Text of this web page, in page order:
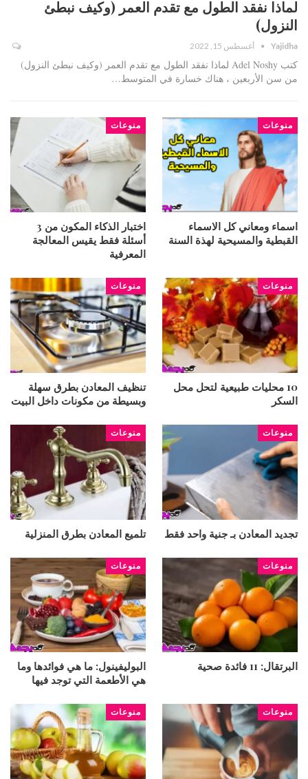
لماذا نفقد الطول مع تقدم العمر (وكيف نبطئ
النزول)
Yajidha أغسطس 15, 2022
كتب Adel Noshy لماذا نفقد الطول مع تقدم العمر (وكيف نبطئ النزول)
من سن الأربعين ، هناك خسارة في المتوسط…
منوعات
اسماء ومعاني كل الاسماء
القبطية والمسيحية لهذة السنة
منوعات
اختبار الذكاء المكون من 3
أسئلة فقط يقيس المعالجة
المعرفية
منوعات
10 محليات طبيعية لتحل محل
السكر
منوعات
تنظيف المعادن بطرق سهلة
وبسيطة من مكونات داخل البيت
منوعات
تجديد المعادن بـ جنية واحد فقط
منوعات
تلميع المعادن بطرق المنزلية
منوعات
البرتقال: 11 فائدة صحية
منوعات
البوليفينول: ما هي فوائدها وما
هي الأطعمة التي توجد فيها
منوعات منوعات